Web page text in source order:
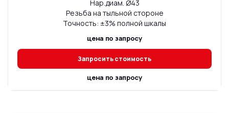
Нар.диам. Ø43
Резьба на тыльной стороне
Точность: ±3% полной шкалы
цена по запросу
Запросить стоимость
цена по запросу